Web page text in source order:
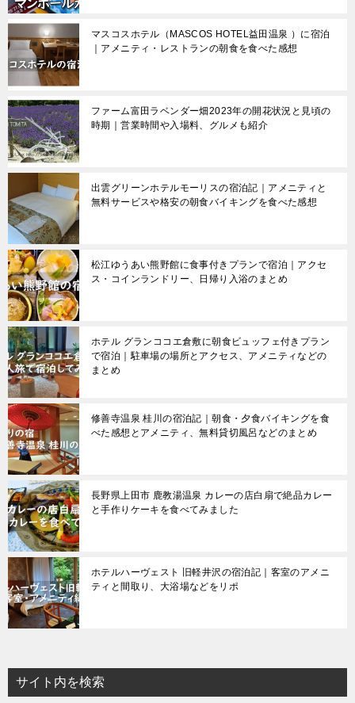
シ
ョ
ン
マスコスホテル（MASCOS HOTEL益田温泉 ）に宿泊
｜アメニティ・レストランの朝食を食べた感想
ファーム富田ラベンダー畑2023年の開花状況と見頃の
時期｜営業時間や入場料、グルメも紹介
出雲グリーンホテルモーリスの宿泊記｜アメニティと
無料サービスや格安の朝食バイキングを食べた感想
松江ゆうあい熊野館に食事付きプランで宿泊｜アクセ
ス・コインランドリー、日帰り入浴のまとめ
ホテル グランココエ倉敷に朝食ビュッフェ付きプラン
で宿泊｜駐車場の場所とアクセス、アメニティなどの
まとめ
修善寺温泉 桂川の宿泊記｜朝食・夕食バイキングを食
べた感想とアメニティ、無料貸切風呂などのまとめ
長野県上田市 鹿教湯温泉 カレーの店白扇で絶品カレー
と手作りケーキを食べてみました
ホテルハーヴェスト 旧軽井沢の宿泊記｜客室のアメニ
ティと間取り、大浴場などをリポ
サイト内を検索